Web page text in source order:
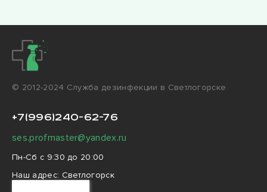
© 2012-2024 Cлужба дезинфекции в Светлогорске
+7(996)240-62-76
ses.profmaster@yandex.ru
Пн-Сб с 9:30 до 20:00
Наш адрес: Светлогорск